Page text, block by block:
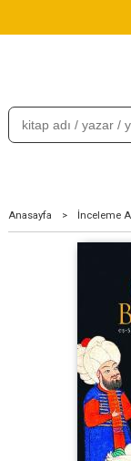
Anasayfa > İnceleme